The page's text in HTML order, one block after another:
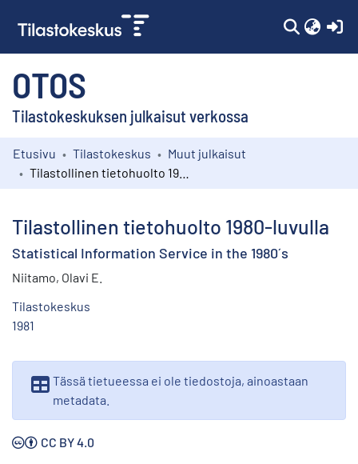
OTOS
Tilastokeskuksen julkaisut verkossa
Kokoelmat
Etusivu Tilastokeskus
Muut julkaisut
Tilastollinen tietohuolto 1980-luvulla
Statistical Information Service in the 1980´s
Niitamo, Olavi E.
Tilastokeskus
1981
Tässä tietueessa ei ole tiedostoja, ainoastaan
metadata.
CC BY 4.0